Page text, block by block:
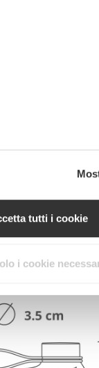
tutti i cookie
i cookie